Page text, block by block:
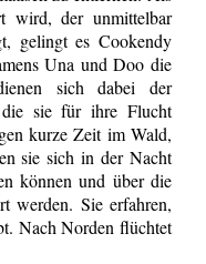
wird, der unmittelbar
gelingt es Cookendy
Una und Doo die
sich dabei der
die sie für ihre Flucht
kurze Zeit im Wald,
sie sich in der Nacht
können und über die
werden. Sie erfahren,
Nach Norden flüchtet